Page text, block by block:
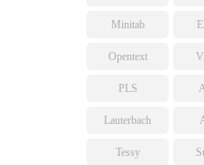
Minitab
Opentext
PLS
Lauterbach
Tessy